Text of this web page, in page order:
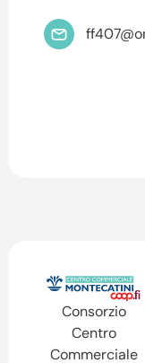
Consorzio
Centro
Commerciale